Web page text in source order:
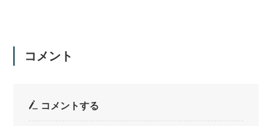
コメント
コメントする